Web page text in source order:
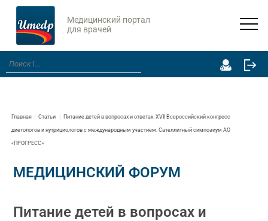
Медицинский портал
для врачей
Главная Статьи Питание детей в вопросах и ответах. XVII Всероссийский конгресс
диетологов и нутрициологов с международным участием. Сателлитный симпозиум АО
«ПРОГРЕСС»
МЕДИЦИНСКИЙ ФОРУМ
Питание детей в вопросах и